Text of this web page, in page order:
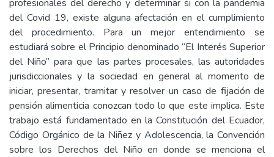
profesionales del derecho y determinar si con la pandemia
del Covid 19, existe alguna afectación en el cumplimiento
del procedimiento. Para un mejor entendimiento se
estudiará sobre el Principio denominado “El Interés Superior
del Niño” para que las partes procesales, las autoridades
jurisdiccionales y la sociedad en general al momento de
iniciar, presentar, tramitar y resolver un caso de fijación de
pensión alimenticia conozcan todo lo que este implica. Este
trabajo está fundamentado en la Constitución del Ecuador,
Código Orgánico de la Niñez y Adolescencia, la Convención
sobre los Derechos del Niño en donde se menciona el